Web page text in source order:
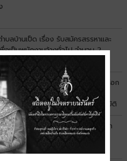
ำบลบ้านเป็ด เรื่อง รับสมัครสรรหาและ
อเป็นพนักงานจ้างทั่วไป จำนวน 2
ำบลบ้านเป็ด เรื่อง รับสมัครสอบคัดเลือก
เทศบาลตำแหน่งประเภททั่วไปเป็น
ชาการ ในตำแหน่งนักวิชาการคลังปฏิบัติ
รับสมัครงาน เทศบาลตำบลบ้านเป็ดหา
นขยะ